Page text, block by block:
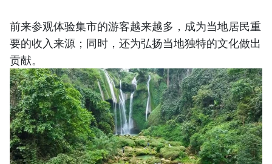
前来参观体验集市的游客越来越多，成为当地居民重
要的收入来源；同时，还为弘扬当地独特的文化做出
贡献。